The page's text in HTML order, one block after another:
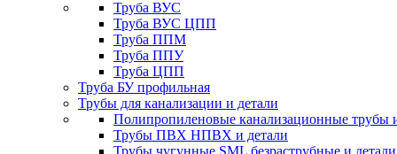
Труба ВУС
Труба ВУС ЦПП
Труба ППМ
Труба ППУ
Труба ЦПП
Труба БУ профильная
Трубы для канализации и детали
Полипропиленовые канализационные трубы
Трубы ПВХ НПВХ и детали
Трубы чугунные SML безраструбные и детали